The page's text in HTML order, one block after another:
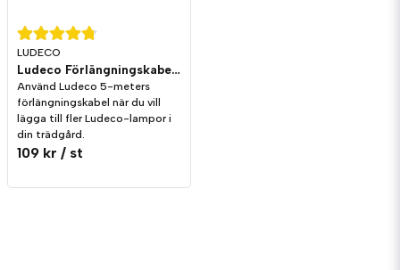
LUDECO
Ludeco Förlängningskabel 5m IP44
Använd Ludeco 5-meters
förlängningskabel när du vill
lägga till fler Ludeco-lampor i
din trädgård.
109 kr / st